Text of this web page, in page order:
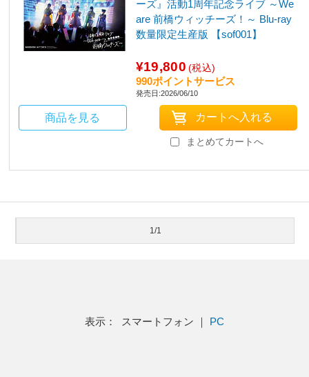
ーズ』活動1周年記念ライブ ～We
are 前橋ウィッチーズ！～ Blu-ray
数量限定生産版 【sof001】
¥19,800 (税込)
990ポイントサービス
発売日:2026/06/10
商品を見る
まとめてカートへ
1/1
表示： スマートフォン ｜ PC